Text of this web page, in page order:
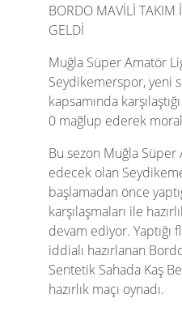
BORDO MAVİLİ TAKIM
GELDİ
Muğla Süper Amatör
Seydikemerspor, yeni
kapsamında
0 mağlup ederek
Bu sezon Muğla
edecek olan
başlamadan önce
karşılaşmaları ile
devam ediyor. Yaptığı
iddialı hazırlanan
Sentetik Sahada Kaş
hazırlık maçı oynadı.